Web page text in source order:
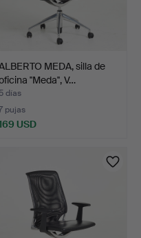
MEDA, silla de
''Meda'', V…
5 días
pujas
USD